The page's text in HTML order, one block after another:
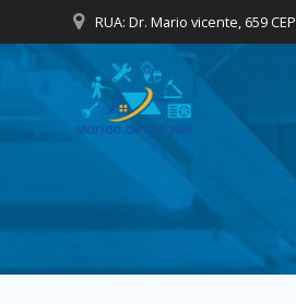
to
RUA: Dr. Mario vicente, 659